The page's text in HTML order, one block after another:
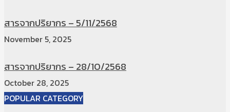
สารจากปริยากร – 5/11/2568
November 5, 2025
สารจากปริยากร – 28/10/2568
October 28, 2025
POPULAR CATEGORY